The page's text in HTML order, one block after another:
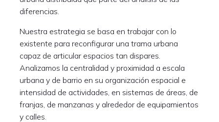
diferencias.
Nuestra estrategia se basa en trabajar con lo
existente para reconfigurar una trama urbana
capaz de articular espacios tan dispares.
Analizamos la centralidad y proximidad a escala
urbana y de barrio en su organización espacial e
intensidad de actividades, en sistemas de áreas, de
franjas, de manzanas y alrededor de equipamientos
y calles.